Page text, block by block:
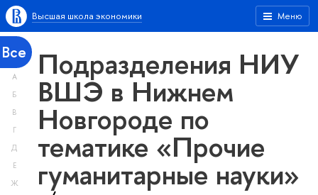
Меню
Высшая школа экономики
Все
А
Б
В
Г
Д
Е
Ж
Подразделения НИУ
ВШЭ в Нижнем
Новгороде по
тематике «Прочие
гуманитарные науки»